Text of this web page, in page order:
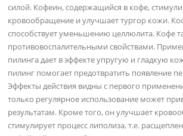
силой. Кофеин, содержащийся в кофе,
кровообращение и улучшает тургор кожи.
способствует уменьшению целлюлита. Кофе
противовоспалительными свойствами.
пилинга дает в эффекте упругую и гладкую
пилинг помогает предотвратить появление
Эффекты действия видны с первого
только регулярное использование может
результатам. Кроме того, он улучшает
стимулирует процесс липолиза, т.е.